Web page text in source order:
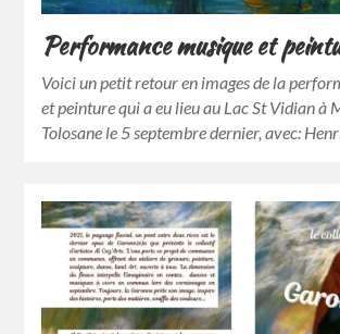
Performance musique et
Voici un petit retour en images de la
et peinture qui a eu lieu au Lac St Vidian à
Tolosane le 5 septembre dernier, avec: